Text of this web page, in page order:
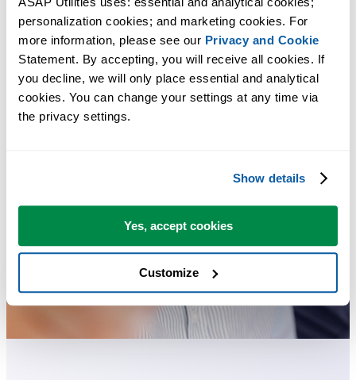
personalization cookies; and marketing cookies. For
more information, please see our Privacy and Cookie
Statement. By accepting, you will receive all cookies. If
you decline, we will only place essential and analytical
cookies. You can change your settings at any time via
the privacy settings.
Show details
Yes, accept cookies
Customize